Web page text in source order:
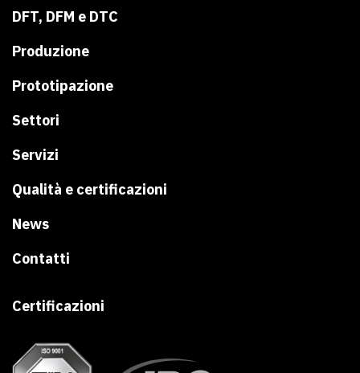
DFT, DFM e DTC
Produzione
Prototipazione
Settori
Servizi
Qualità e certificazioni
News
Contatti
Certificazioni